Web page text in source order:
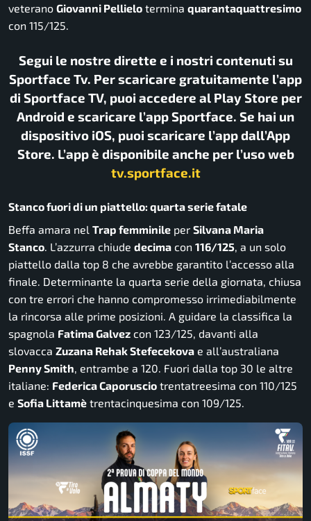
veterano Giovanni Pellielo termina quarantaquattresimo
con 115/125.
Segui le nostre dirette e i nostri contenuti su
Sportface Tv. Per scaricare gratuitamente l’app
di Sportface TV, puoi accedere al Play Store per
Android e scaricare l’app Sportface. Se hai un
dispositivo iOS, puoi scaricare l’app dall’App
Store. L’app è disponibile anche per l’uso web
tv.sportface.it
Stanco fuori di un piattello: quarta serie fatale
Beffa amara nel Trap femminile per Silvana Maria
Stanco. L’azzurra chiude decima con 116/125, a un solo
piattello dalla top 8 che avrebbe garantito l’accesso alla
finale. Determinante la quarta serie della giornata, chiusa
con tre errori che hanno compromesso irrimediabilmente
la rincorsa alle prime posizioni. A guidare la classifica la
spagnola Fatima Galvez con 123/125, davanti alla
slovacca Zuzana Rehak Stefecekova e all’australiana
Penny Smith, entrambe a 120. Fuori dalla top 30 le altre
italiane: Federica Caporuscio trentatreesima con 110/125
e Sofia Littamè trentacinquesima con 109/125.